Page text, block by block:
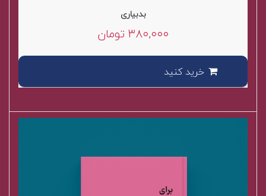
out
ofبدبیاری
۳۸۰,۰۰۰ تومان
خرید کنید